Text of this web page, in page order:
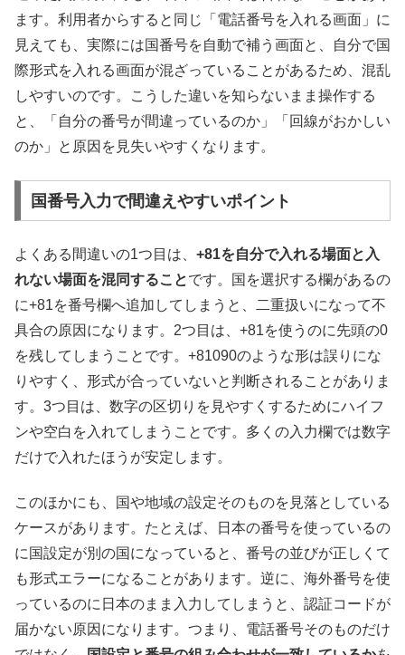
ます。利用者からすると同じ「電話番号を入れる画面」に
見えても、実際には国番号を自動で補う画面と、自分で国
際形式を入れる画面が混ざっていることがあるため、混乱
しやすいのです。こうした違いを知らないまま操作する
と、「自分の番号が間違っているのか」「回線がおかしい
のか」と原因を見失いやすくなります。
国番号入力で間違えやすいポイント
よくある間違いの1つ目は、 +81を自分で入れる場面と入
れない場面を混同することです。国を選択する欄があるの
に+81を番号欄へ追加してしまうと、二重扱いになって不
具合の原因になります。2つ目は、+81を使うのに先頭の0
を残してしまうことです。+81090のような形は誤りにな
りやすく、形式が合っていないと判断されることがありま
す。3つ目は、数字の区切りを見やすくするためにハイフ
ンや空白を入れてしまうことです。多くの入力欄では数字
だけで入れたほうが安定します。
このほかにも、国や地域の設定そのものを見落としている
ケースがあります。たとえば、日本の番号を使っているの
に国設定が別の国になっていると、番号の並びが正しくて
も形式エラーになることがあります。逆に、海外番号を使
っているのに日本のまま入力してしまうと、認証コードが
届かない原因になります。つまり、電話番号そのものだけ